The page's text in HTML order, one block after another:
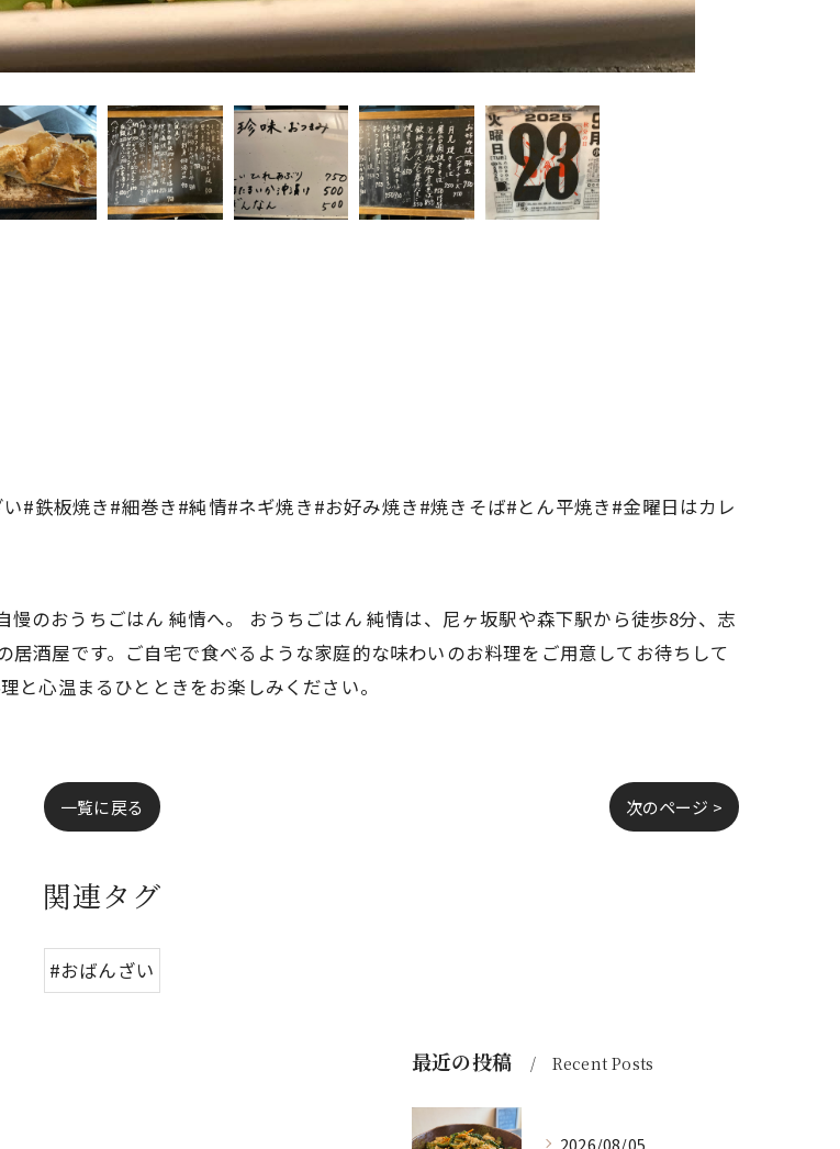
#鉄板焼き#細巻き#純情#ネギ焼き#お好み焼き#焼きそば#とん平焼き#金曜日はカレ
のおうちごはん 純情へ。 おうちごはん 純情は、尼ヶ坂駅や森下駅から徒歩8分、志
酒屋です。ご自宅で食べるような家庭的な味わいのお料理をご用意してお待ちして
と心温まるひとときをお楽しみください。
一覧に戻る 次のページ >
関連タグ
#おばんざい
最近の投稿 Recent Posts
2026/08/05